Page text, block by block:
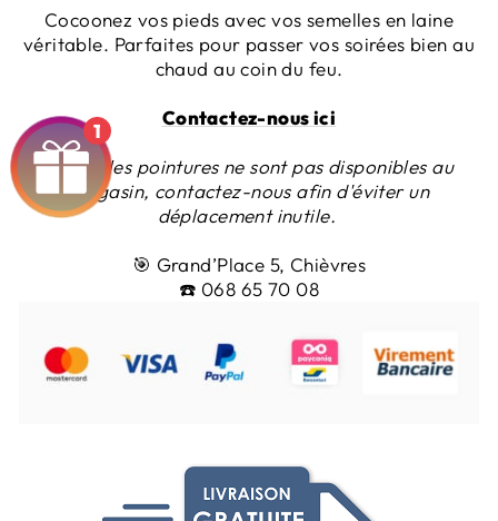
Cocoonez vos pieds avec vos semelles en laine
véritable. Parfaites pour passer vos soirées bien au
chaud au coin du feu.
Contactez-nous ici
Toutes les pointures ne sont pas disponibles au
magasin, contactez-nous afin d'éviter un
déplacement inutile.
🎯 Grand’Place 5, Chièvres
☎️ 068 65 70 08
1